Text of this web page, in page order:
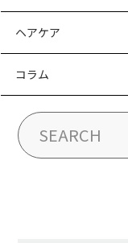
ヘアケア
コラム